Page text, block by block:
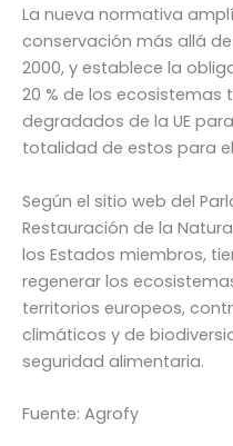
La nueva normativa
conservación más allá
2000, y establece la
20 % de los ecosistemas
degradados de la UE
totalidad de estos para
Según el sitio web del
Restauración de la
los Estados miembros,
regenerar los
territorios europeos,
climáticos y de
seguridad alimentaria.
Fuente: Agrofy